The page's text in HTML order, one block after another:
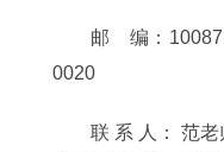
邮 编：
0020
联 系 人：